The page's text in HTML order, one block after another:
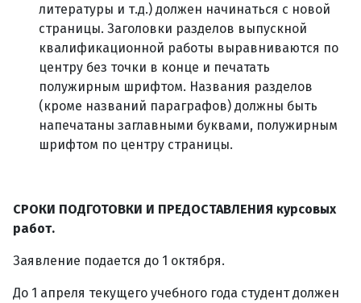
литературы и т.д.) должен начинаться с новой
страницы. Заголовки разделов выпускной
квалификационной работы выравниваются по
центру без точки в конце и печатать
полужирным шрифтом. Названия разделов
(кроме названий параграфов) должны быть
напечатаны заглавными буквами, полужирным
шрифтом по центру страницы.
СРОКИ ПОДГОТОВКИ И ПРЕДОСТАВЛЕНИЯ курсовых
работ.
Заявление подается до 1 октября.
До 1 апреля текущего учебного года студент должен